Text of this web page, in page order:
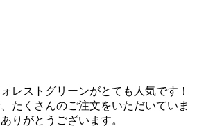
レストグリーンがとても人気です！
たくさんのご注文をいただいていま
りがとうございます。